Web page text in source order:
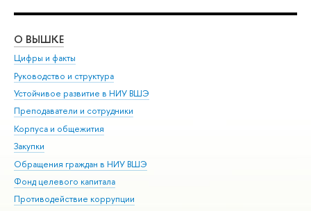
О ВЫШКЕ
Цифры и факты
Руководство и структура
Устойчивое развитие в НИУ ВШЭ
Преподаватели и сотрудники
Корпуса и общежития
Закупки
Обращения граждан в НИУ ВШЭ
Фонд целевого капитала
Противодействие коррупции